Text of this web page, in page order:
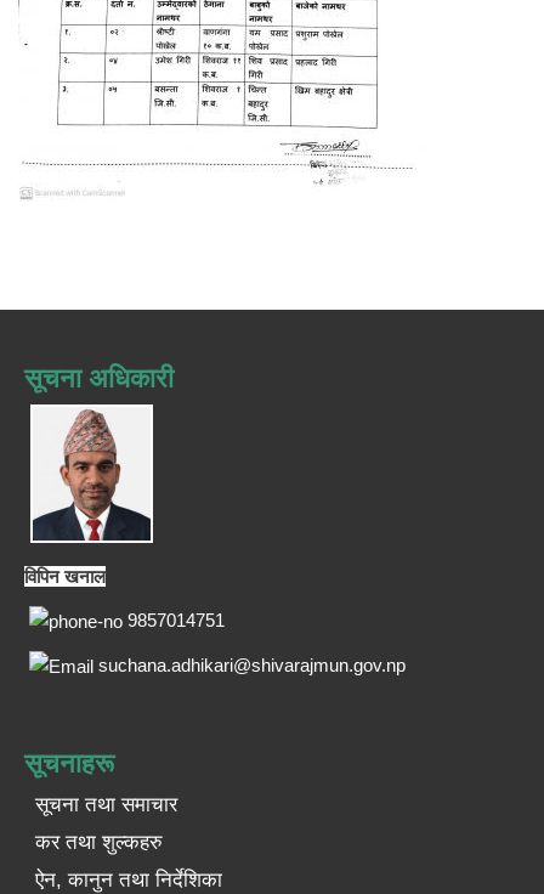
सूचना अधिकारी
विपिन खनाल
9857014751
suchana.adhikari@shivarajmun.gov.np
सूचनाहरू
सूचना तथा समाचार
कर तथा शुल्कहरु
ऐन, कानुन तथा निर्देशिका